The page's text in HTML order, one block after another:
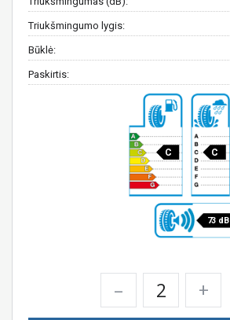
Triukšmingumo lygis:
Būklė:
Paskirtis:
C C
73 dB
– +